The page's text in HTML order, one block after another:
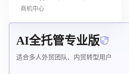
商机中心
AI全托管专业版
适合多人外贸团队、内贸转型用户